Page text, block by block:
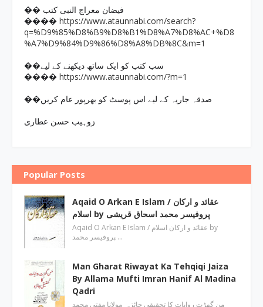
�� فیضان معراج النبی کتب
���� https://www.ataunnabi.com/search?
q=%D9%85%D8%B9%D8%B1%D8%A7%D8%AC+%D8
%A7%D9%84%D9%86%D8%A8%DB%8C&m=1
��سب کتب کو ایک ساتھ دیکھنے کے لیے
���� https://www.ataunnabi.com/?m=1
��صدقہ جاریہ کے لیے اس پوسٹ کو بھرپور عام کریں
زوہیب حسن عطاری
Popular Posts
Aqaid O Arkan E Islam / عقائد و ارکان
اسلام by پروفیسر محمد اسحاق قریشی
Aqaid O Arkan E Islam / عقائد و ارکان اسلام by
پروفیسر محمد …
Man Gharat Riwayat Ka Tehqiqi Jaiza
By Allama Mufti Imran Hanif Al Madina
Qadri
من گھڑت روایات کا تحقیقی جائزہ مولانا مفتی محمد